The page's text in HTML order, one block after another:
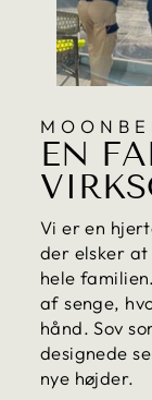
EN
Vi er en
der elsker at
hele
af senge,
hånd. Sov
designede
nye højder.